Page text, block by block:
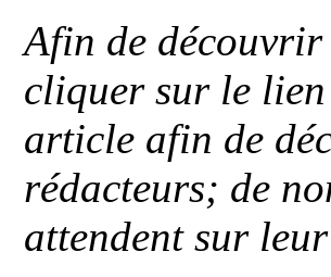
Afin de
cliquer sur le lien
article afin de
rédacteurs; de
attendent sur